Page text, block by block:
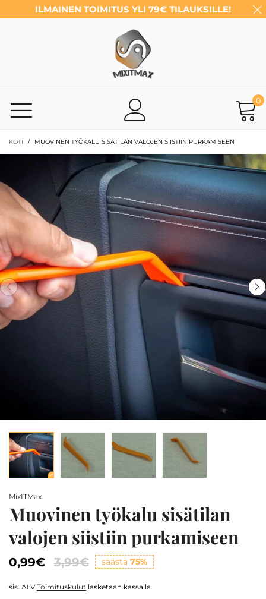
ILMAINEN TOIMITUS YLI 79€ TILAUKSILLE!
0
KOTI / MUOVINEN TYÖKALU SISÄTILAN VALOJEN SIISTIIN PURKAMISEEN
MixITMax
Muovinen työkalu sisätilan
valojen siistiin purkamiseen
0,99€ 3,99€ säästä 75%
sis. ALVToimituskulut lasketaan kassalla.